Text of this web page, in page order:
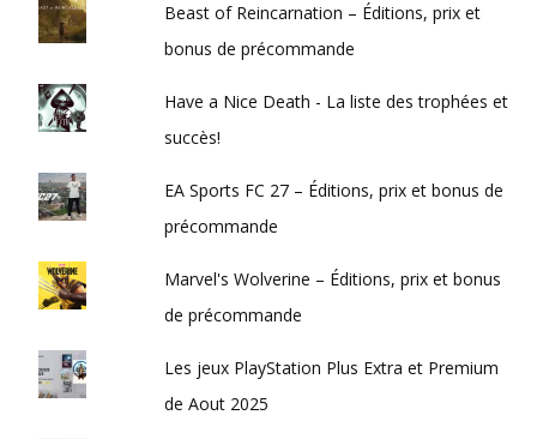
Beast of Reincarnation – Éditions, prix et
bonus de précommande
Have a Nice Death - La liste des trophées et
succès!
EA Sports FC 27 – Éditions, prix et bonus de
précommande
Marvel's Wolverine – Éditions, prix et bonus
de précommande
Les jeux PlayStation Plus Extra et Premium
de Aout 2025